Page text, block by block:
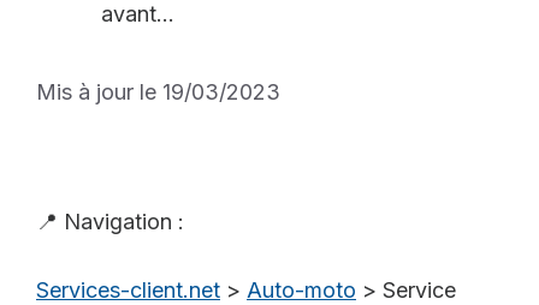
avant...
Mis à jour le 19/03/2023
📍 Navigation :
Services-client.net > Auto-moto > Service